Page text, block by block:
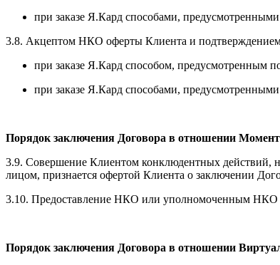
при заказе Я.Кард способами,
3.8. Акцептом НКО оферты Клиента и подтверждением
при заказе Я.Кард способом,
при заказе Я.Кард способами,
Порядок заключения Договора в отношении
3.9. Совершение Клиентом конклюдентных
лицом, признается офертой Клиента о заключении
3.10. Предоставление НКО или уполномоченным НКО
Порядок заключения Договора в отношении